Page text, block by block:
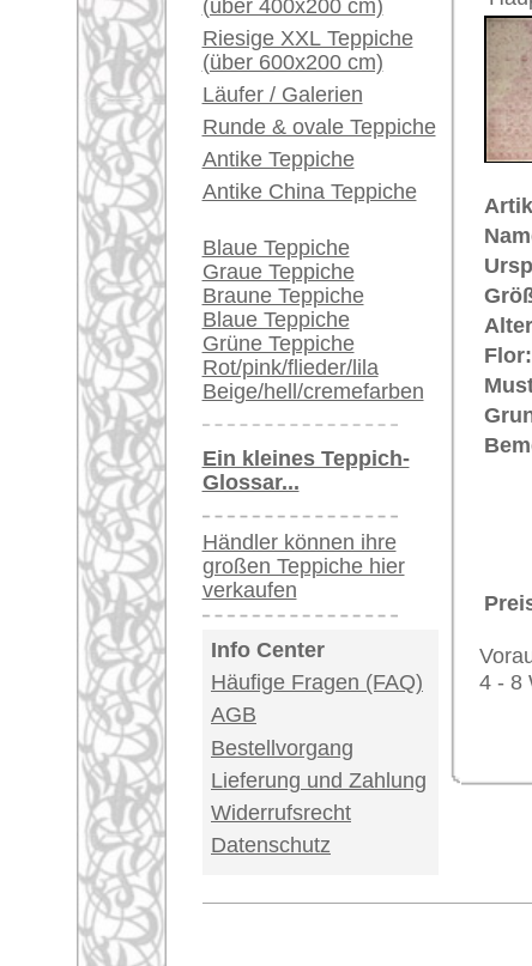
Info Center
Häufige Fragen (FAQ)
AGB
Bestellvorgang
Lieferung und Zahlung
Widerrufsrecht
Datenschutz
Preis (inkl. MwSt.): €
Voraussichtliche Lieferzeit:
4 - 8 Werktage
in
Teppiche.tv -
riesige Auswahl
Kundenservice:
Deutschland /
United Kingdom:
USA / Canada: